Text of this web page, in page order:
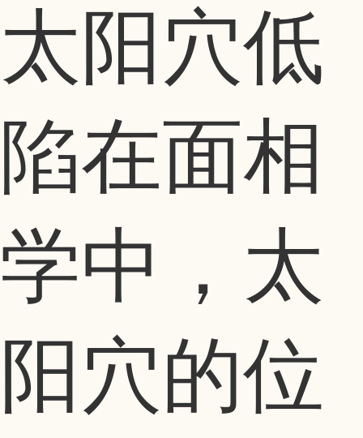
太阳穴低
陷在面相
学中，太
阳穴的位